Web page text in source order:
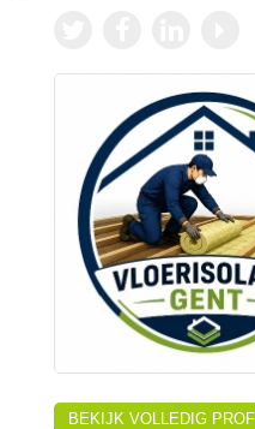
BEKIJK VOLLEDIG